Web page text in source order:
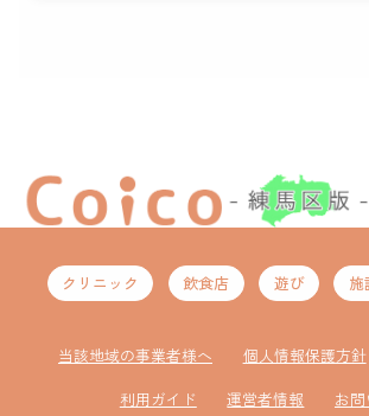
クリニック 飲食店 遊び 施
当該地域の事業者様へ 個人情報保護方針
利用ガイド
運営者情報 お